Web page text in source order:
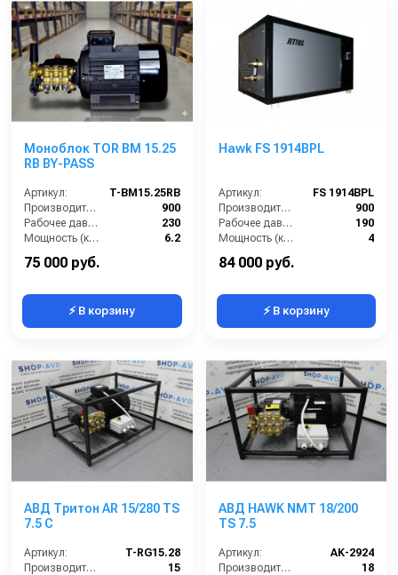
Моноблок TOR BM 15.25
RB BY-PASS
Артикул:
T-BM15.25RB
Производительность (л/ч):
900
Рабочее давление (бар):
230
Мощность (кВт):
6.2
Электропитание (В):
75 000 руб.
⚡ В корзину
Hawk FS 1914BPL
Артикул:
FS 1914BPL
Производительность (л/ч):
900
Рабочее давление (бар):
190
Мощность (кВт):
4
Электропитание (В):
84 000 руб.
⚡ В корзину
АВД Тритон AR 15/280 TS
7.5 C
Артикул:
T-RG15.28
Производительность (л/мин):
15
АВД HAWK NMT 18/200
TS 7.5
Артикул:
AK-2924
Производительность (л/мин):
18